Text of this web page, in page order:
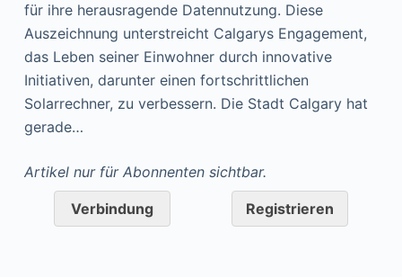
für ihre herausragende Datennutzung. Diese
Auszeichnung unterstreicht Calgarys Engagement,
das Leben seiner Einwohner durch innovative
Initiativen, darunter einen fortschrittlichen
Solarrechner, zu verbessern. Die Stadt Calgary hat
gerade…
Artikel nur für Abonnenten sichtbar.
Verbindung Registrieren